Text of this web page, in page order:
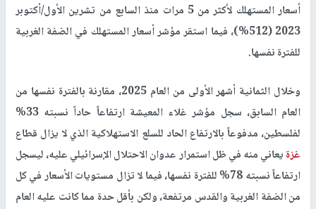
أسعار المستهلك لأكثر من 5 مرات منذ السابع من تشرين الأول/أكتوبر
2023 (512%)، فيما استقر مؤشر أسعار المستهلك في الضفة الغربية
للفترة نفسها.
وخلال الثمانية أشهر الأولى من العام 2025، مقارنة بالفترة نفسها من
العام السابق، سجل مؤشر غلاء المعيشة ارتفاعاً حاداً نسبته 33%
لفلسطين، مدفوعاً بالارتفاع الحاد للسلع الاستهلاكية الذي لا يزال قطاع
غزةيعاني منه في ظل استمرار عدوان الاحتلال الإسرائيلي عليه، ليسجل
ارتفاعاً نسبته 78% للفترة نفسها، فيما لا تزال مستويات الأسعار في كل
من الضفة الغربية والقدس مرتفعة، ولكن بأقل حدة مما كانت عليه العام